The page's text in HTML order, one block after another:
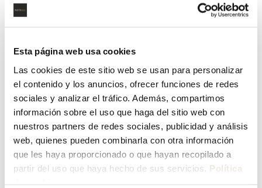
Esta página web usa cookies
Las cookies de este sitio web se usan para personalizar
el contenido y los anuncios, ofrecer funciones de redes
sociales y analizar el tráfico. Además, compartimos
información sobre el uso que haga del sitio web con
nuestros partners de redes sociales, publicidad y análisis
web, quienes pueden combinarla con otra información
que les haya proporcionado o que hayan recopilado a
partir del uso que haya hecho de sus servicios. Política
¿Has olvidado tu contraseña?